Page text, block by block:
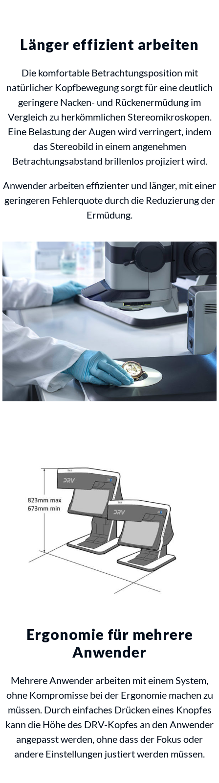
Länger effizient arbeiten
Die komfortable Betrachtungsposition mit
natürlicher Kopfbewegung sorgt für eine deutlich
geringere Nacken- und Rückenermüdung im
Vergleich zu herkömmlichen Stereomikroskopen.
Eine Belastung der Augen wird verringert, indem
das Stereobild in einem angenehmen
Betrachtungsabstand brillenlos projiziert wird.
Anwender arbeiten effizienter und länger, mit einer
geringeren Fehlerquote durch die Reduzierung der
Ermüdung.
Ergonomie für mehrere
Anwender
Mehrere Anwender arbeiten mit einem System,
ohne Kompromisse bei der Ergonomie machen zu
müssen. Durch einfaches Drücken eines Knopfes
kann die Höhe des DRV-Kopfes an den Anwender
angepasst werden, ohne dass der Fokus oder
andere Einstellungen justiert werden müssen.